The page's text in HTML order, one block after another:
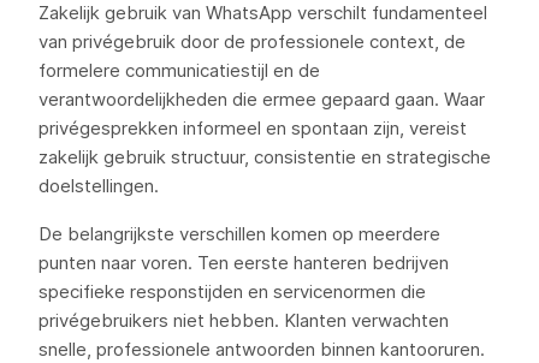
Zakelijk gebruik van WhatsApp verschilt fundamenteel
van privégebruik door de professionele context, de
formelere communicatiestijl en de
verantwoordelijkheden die ermee gepaard gaan. Waar
privégesprekken informeel en spontaan zijn, vereist
zakelijk gebruik structuur, consistentie en strategische
doelstellingen.
De belangrijkste verschillen komen op meerdere
punten naar voren. Ten eerste hanteren bedrijven
specifieke responstijden en servicenormen die
privégebruikers niet hebben. Klanten verwachten
snelle, professionele antwoorden binnen kantooruren.